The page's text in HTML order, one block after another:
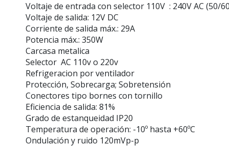
Voltaje de entrada con selector 110V : 240V AC (50/
Voltaje de salida: 12V DC
Corriente de salida máx.: 29A
Potencia máx.: 350W
Carcasa metalica
Selector AC 110v o 220v
Refrigeracion por ventilador
Protección, Sobrecarga; Sobretensión
Conectores tipo bornes con tornillo
Eficiencia de salida: 81%
Grado de estanqueidad IP20
Temperatura de operación: -10º hasta +60ºC
Ondulación y ruido 120mVp-p